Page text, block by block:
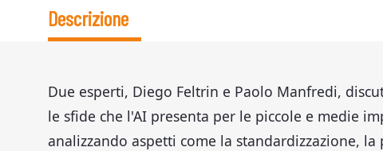
Descrizione
Due esperti, Diego Feltrin e Paolo Manfredi,
le sfide che l'AI presenta per le piccole e medie
analizzando aspetti come la standardizzazione, la